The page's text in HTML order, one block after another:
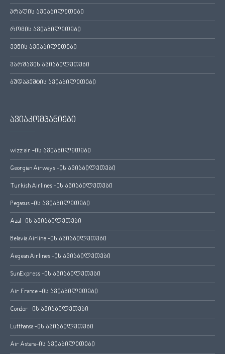
პრაღის ავიაბილეთები
რომის ავიაბილეთები
ვენის ავიაბილეთები
ვარშავის ავიაბილეთები
ბუდაპეშტის ავიაბილეთები
ავიაკომპანიები
wizz air -ის ავიაბილეთები
Georgian Airways -ის ავიაბილეთები
Turkish Airlines -ის ავიაბილეთები
Pegasus -ის ავიაბილეთები
Azal -ის ავიაბილეთები
Belavia Airline -ის ავიაბილეთები
Aegean Airlines -ის ავიაბილეთები
SunExpress -ის ავიაბილეთები
Air France -ის ავიაბილეთები
Condor -ის ავიაბილეთები
Lufthansa -ის ავიაბილეთები
Air Astana-ის ავიაბილეთები